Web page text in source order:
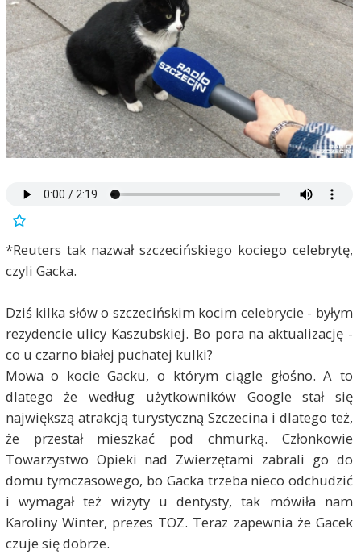
*Reuters tak nazwał szczecińskiego kociego celebrytę,
czyli Gacka.
Dziś kilka słów o szczecińskim kocim celebrycie - byłym
rezydencie ulicy Kaszubskiej. Bo pora na aktualizację -
co u czarno białej puchatej kulki?
Mowa o kocie Gacku, o którym ciągle głośno. A to
dlatego że według użytkowników Google stał się
największą atrakcją turystyczną Szczecina i dlatego też,
że przestał mieszkać pod chmurką. Członkowie
Towarzystwo Opieki nad Zwierzętami zabrali go do
domu tymczasowego, bo Gacka trzeba nieco odchudzić
i wymagał też wizyty u dentysty, tak mówiła nam
Karoliny Winter, prezes TOZ. Teraz zapewnia że Gacek
czuje się dobrze.